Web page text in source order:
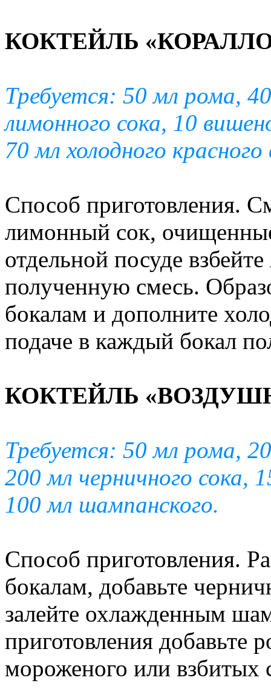
КОКТЕЙЛЬ
Требуется: 50 мл рома,
лимонного сока, 10
70 мл холодного красного
Способ приготовления.
лимонный сок,
отдельной посуде
полученную смесь.
бокалам и дополните
подаче в каждый бокал
КОКТЕЙЛЬ
Требуется: 50 мл рома,
200 мл черничного сока,
100 мл шампанского.
Способ приготовления.
бокалам, добавьте
залейте охлажденным
приготовления добавьте
мороженого или взбитых